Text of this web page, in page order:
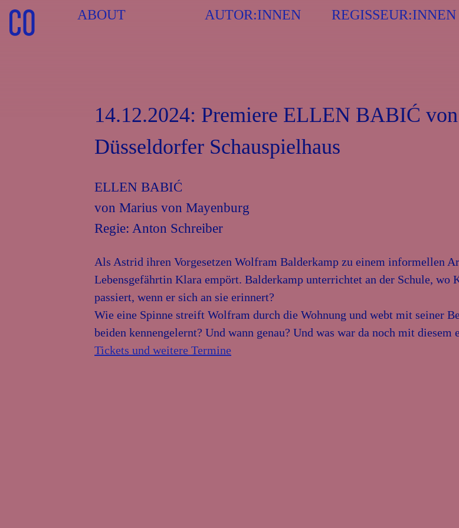
ABOUT AUTOR:INNEN REGISSEUR:INNEN
14.12.2024: Premiere ELLEN BABIĆ
Düsseldorfer Schauspielhaus
ELLEN BABIĆ
von Marius von Mayenburg
Regie: Anton Schreiber
Als Astrid ihren Vorgesetzen Wolfram Balderkamp zu einem informellen
Lebensgefährtin Klara empört. Balderkamp unterrichtet an der Schule, wo
passiert, wenn er sich an sie erinnert?
Wie eine Spinne streift Wolfram durch die Wohnung und webt mit seiner
beiden kennengelernt? Und wann genau? Und was war da noch mit
Tickets und weitere Termine